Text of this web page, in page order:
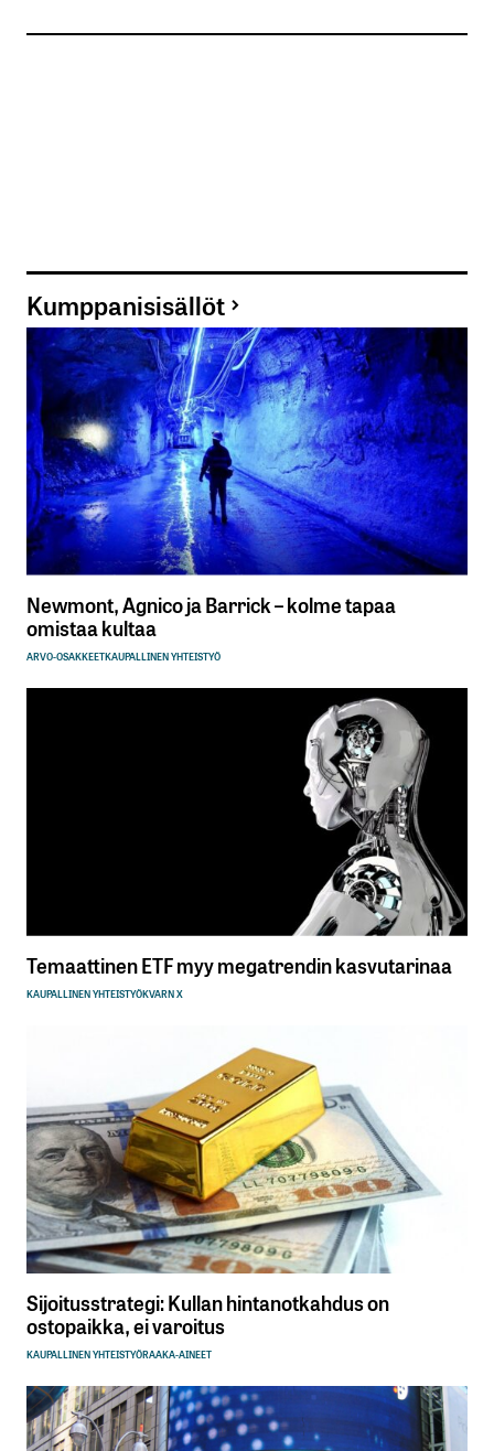
Kumppanisisällöt
Newmont, Agnico ja Barrick – kolme tapaa
omistaa kultaa
ARVO-OSAKKEETKAUPALLINEN YHTEISTYÖ
Temaattinen ETF myy megatrendin kasvutarinaa
KAUPALLINEN YHTEISTYÖKVARN X
Sijoitusstrategi: Kullan hintanotkahdus on
ostopaikka, ei varoitus
KAUPALLINEN YHTEISTYÖRAAKA-AINEET